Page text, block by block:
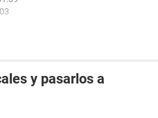
y pasarlos a